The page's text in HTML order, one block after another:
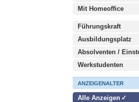
Mit Homeoffice
Führungskraft
Ausbildungsplatz
Absolventen /
Werkstudenten
ANZEIGENALTER
Alle Anzeigen